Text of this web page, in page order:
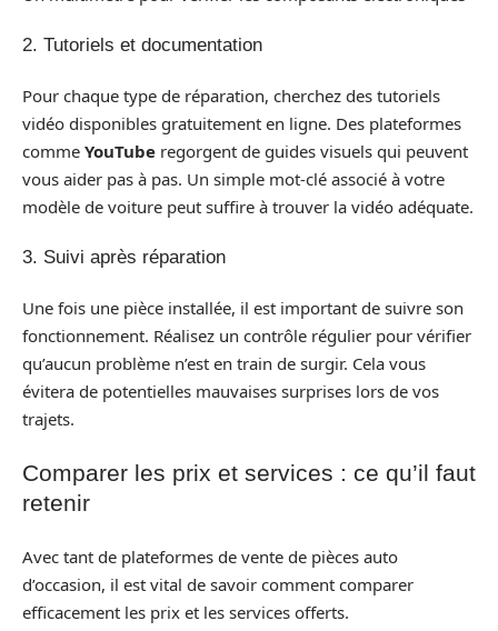
2. Tutoriels et documentation
Pour chaque type de réparation, cherchez des tutoriels
vidéo disponibles gratuitement en ligne. Des plateformes
comme YouTube regorgent de guides visuels qui peuvent
vous aider pas à pas. Un simple mot-clé associé à votre
modèle de voiture peut suffire à trouver la vidéo adéquate.
3. Suivi après réparation
Une fois une pièce installée, il est important de suivre son
fonctionnement. Réalisez un contrôle régulier pour vérifier
qu’aucun problème n’est en train de surgir. Cela vous
évitera de potentielles mauvaises surprises lors de vos
trajets.
Comparer les prix et services : ce qu’il faut
retenir
Avec tant de plateformes de vente de pièces auto
d’occasion, il est vital de savoir comment comparer
efficacement les prix et les services offerts.